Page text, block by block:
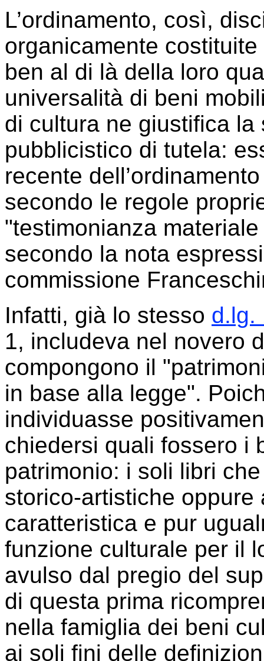
L’ordinamento, così,
organicamente
ben al di là della loro
universalità di beni
di cultura ne giustifica
pubblicistico di tutela:
recente
secondo le regole
"testimonianza
secondo la nota
commissione
Infatti, già lo stesso d.lg.
1, includeva nel novero
compongono il
in base alla legge".
individuasse
chiedersi quali fossero i
patrimonio: i soli libri
storico-artistiche
caratteristica e pur
funzione culturale per il
avulso dal pregio del
di questa prima
nella famiglia dei beni
ai soli fini delle